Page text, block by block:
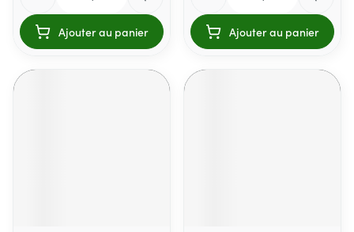
Ajouter au panier Ajouter au panier